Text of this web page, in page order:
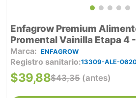
Enfagrow Premium
Promental Vainilla Etapa 4 -
ENFAGROW
Registro sanitario 13309-ALE-
$43,35 (antes)
$39,88